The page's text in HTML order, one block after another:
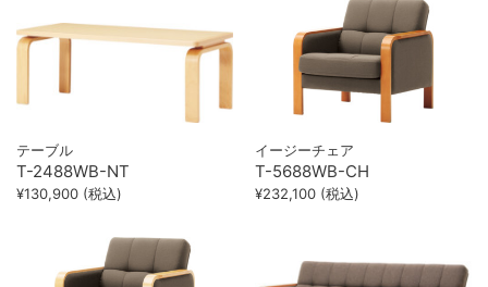
テーブル
T-2488WB-NT
¥130,900 (税込)
イージーチェア
T-5688WB-CH
¥232,100 (税込)